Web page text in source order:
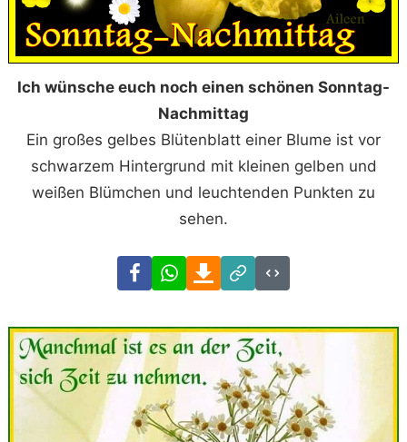
Ich wünsche euch noch einen schönen Sonntag-
Nachmittag
Ein großes gelbes Blütenblatt einer Blume ist vor
schwarzem Hintergrund mit kleinen gelben und
weißen Blümchen und leuchtenden Punkten zu
sehen.
FacebookWhatsAppDownload
Link
Code